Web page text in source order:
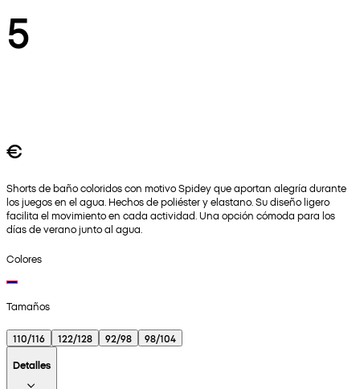
5
€
Shorts de baño coloridos con motivo Spidey que aportan alegría durante
los juegos en el agua. Hechos de poliéster y elastano. Su diseño ligero
facilita el movimiento en cada actividad. Una opción cómoda para los
días de verano junto al agua.
Colores
Tamaños
110/116 122/128 92/98
98/104
Detalles